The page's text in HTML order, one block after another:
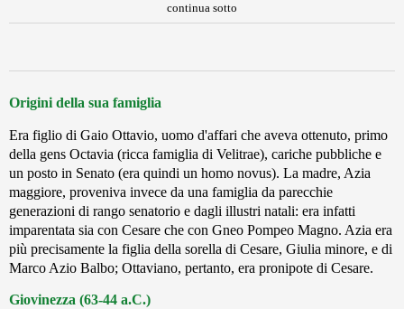
continua sotto
Origini della sua famiglia
Era figlio di Gaio Ottavio, uomo d'affari che aveva ottenuto, primo
della gens Octavia (ricca famiglia di Velitrae), cariche pubbliche e
un posto in Senato (era quindi un homo novus). La madre, Azia
maggiore, proveniva invece da una famiglia da parecchie
generazioni di rango senatorio e dagli illustri natali: era infatti
imparentata sia con Cesare che con Gneo Pompeo Magno. Azia era
più precisamente la figlia della sorella di Cesare, Giulia minore, e di
Marco Azio Balbo; Ottaviano, pertanto, era pronipote di Cesare.
Giovinezza (63-44 a.C.)